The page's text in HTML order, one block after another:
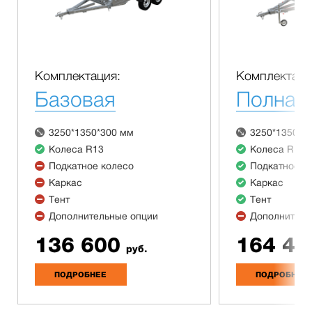
Комплектация:
Базовая
3250*1350*300 мм
Колеса R13
Подкатное колесо
Каркас
Тент
Дополнительные опции
136 600 руб.
ПОДРОБНЕЕ
Полная
Колеса R13
Подкатное
Каркас
Тент
164
ПОДРОБНЕЕ